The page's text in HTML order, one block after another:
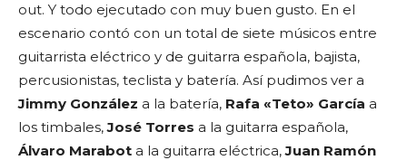
out. Y todo ejecutado con muy buen gusto. En el
escenario contó con un total de siete músicos entre
guitarrista eléctrico y de guitarra española, bajista,
percusionistas, teclista y batería. Así pudimos ver a
Jimmy González a la batería, Rafa «Teto» García a
los timbales,José Torres a la guitarra española,
Álvaro Marabot a la guitarra eléctrica,Juan Ramón